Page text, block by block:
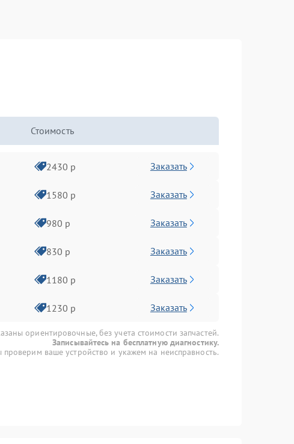
Стоимость
2430 р Заказать
1580 р Заказать
980 р Заказать
830 р Заказать
1180 р Заказать
1230 р Заказать
ориентировочные, без учета стоимости запчастей.
Записывайтесь на бесплатную диагностику.
ваше устройство и укажем на неисправность.